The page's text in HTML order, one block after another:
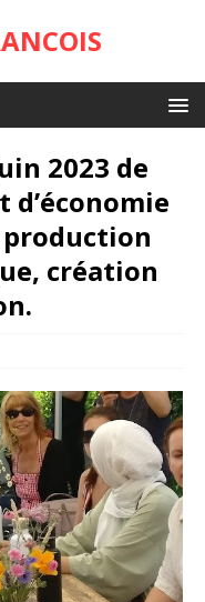
2023 de
création